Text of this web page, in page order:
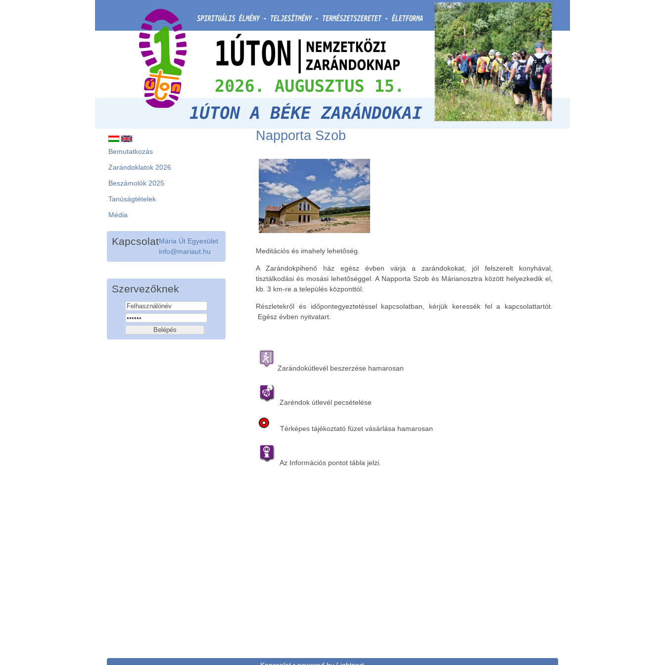
Bemutatkozás
Zarándoklatok 2026
Beszámolók 2025
Tanúságtételek
Média
KapcsolatMária Út Egyesület
info@mariaut.hu
Szervezőknek
Napporta Szob
Meditációs és imahely lehetőség.
A Zarándokpihenő ház egész évben várja a zarándokokat, jól felszerelt konyhával,
tisztálkodási és mosási lehetőséggel. A Napporta Szob és Márianosztra között helyezkedik el,
kb. 3 km-re a település központtól.
Részletekről és időpontegyeztetéssel kapcsolatban, kérjük keressék fel a kapcsolattartót.
Egész évben nyitvatart.
Zarándokútlevél beszerzése hamarosan
Zaréndok útlevél pecsételése
Térképes tájékoztató füzet vásárlása hamarosan
Az Információs pontot tábla jelzi.